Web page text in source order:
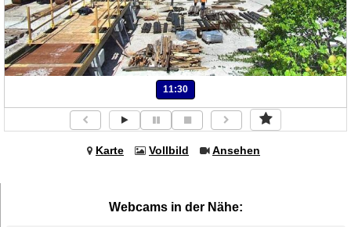
11:30
Karte Vollbild Ansehen
Webcams in der Nähe: